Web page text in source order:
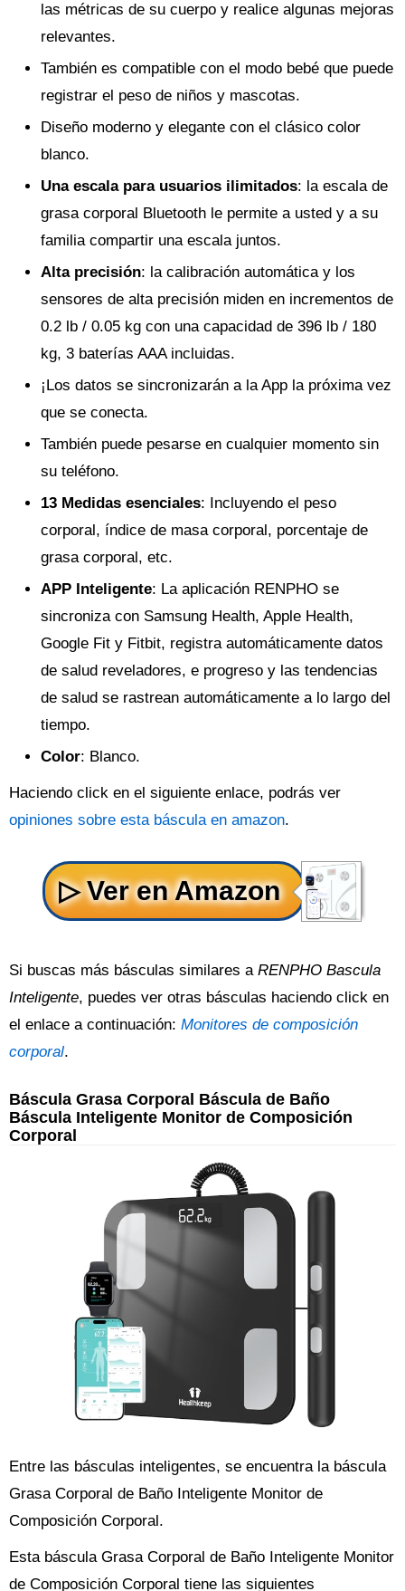
las métricas de su cuerpo y realice algunas mejoras
relevantes.
También es compatible con el modo bebé que puede
registrar el peso de niños y mascotas.
Diseño moderno y elegante con el clásico color
blanco.
Una escala para usuarios ilimitados: la escala de
grasa corporal Bluetooth le permite a usted y a su
familia compartir una escala juntos.
Alta precisión: la calibración automática y los
sensores de alta precisión miden en incrementos de
0.2 lb / 0.05 kg con una capacidad de 396 lb / 180
kg, 3 baterías AAA incluidas.
¡Los datos se sincronizarán a la App la próxima vez
que se conecta.
También puede pesarse en cualquier momento sin
su teléfono.
13 Medidas esenciales: Incluyendo el peso
corporal, índice de masa corporal, porcentaje de
grasa corporal, etc.
APP Inteligente: La aplicación RENPHO se
sincroniza con Samsung Health, Apple Health,
Google Fit y Fitbit, registra automáticamente datos
de salud reveladores, e progreso y las tendencias
de salud se rastrean automáticamente a lo largo del
tiempo.
Color: Blanco.
Haciendo click en el siguiente enlace, podrás ver
opiniones sobre esta báscula en amazon.
Si buscas más básculas similares a RENPHO Bascula
Inteligente, puedes ver otras básculas haciendo click en
el enlace a continuación: Monitores de composición
corporal.
Báscula Grasa Corporal Báscula de Baño
Báscula Inteligente Monitor de Composición
Corporal
Entre las básculas inteligentes, se encuentra la báscula
Grasa Corporal de Baño Inteligente Monitor de
Composición Corporal.
Esta báscula Grasa Corporal de Baño Inteligente Monitor
de Composición Corporal tiene las siguientes